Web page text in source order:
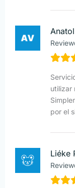
utilizar
por el
Liéke